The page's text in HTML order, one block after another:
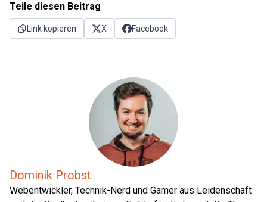
Teile diesen Beitrag
Link kopieren X Facebook
Dominik Probst
Webentwickler, Technik-Nerd und Gamer aus Leidenschaft